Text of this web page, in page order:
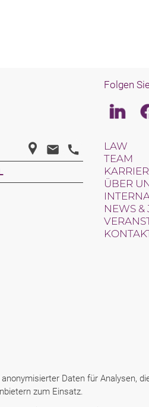
Daten für Analysen,
zum Einsatz.
Folgen
Linkedin
LAW
TEAM
ÜBER
NEWS &